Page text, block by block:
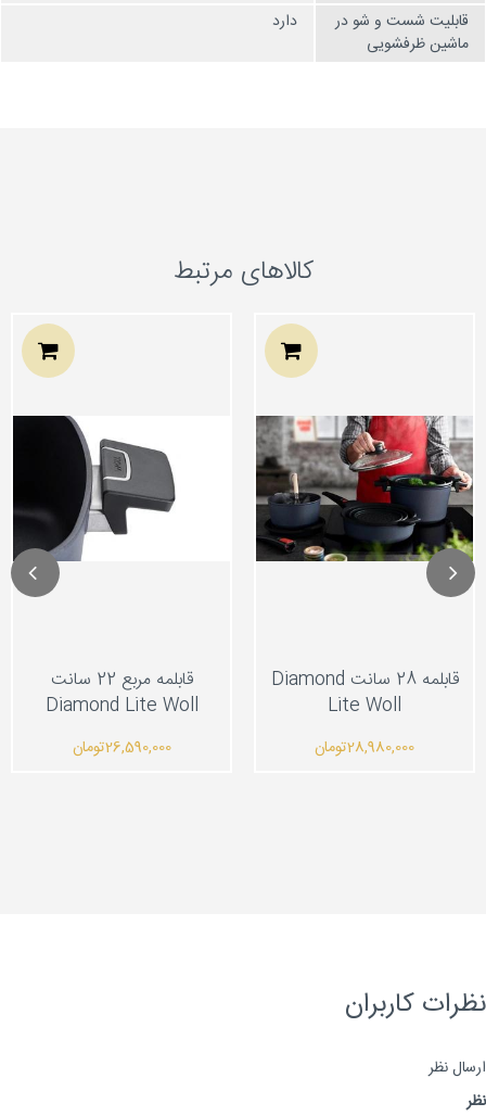
قابلیت شست و شو در
ماشین ظرفشویی
دارد
کالاهای مرتبط
قابلمه مربع 22 سانت
Diamond Lite Woll
26,590,000تومان
قابلمه 28 سانت Diamond
Lite Woll
28,980,000تومان
کاربران
نظر